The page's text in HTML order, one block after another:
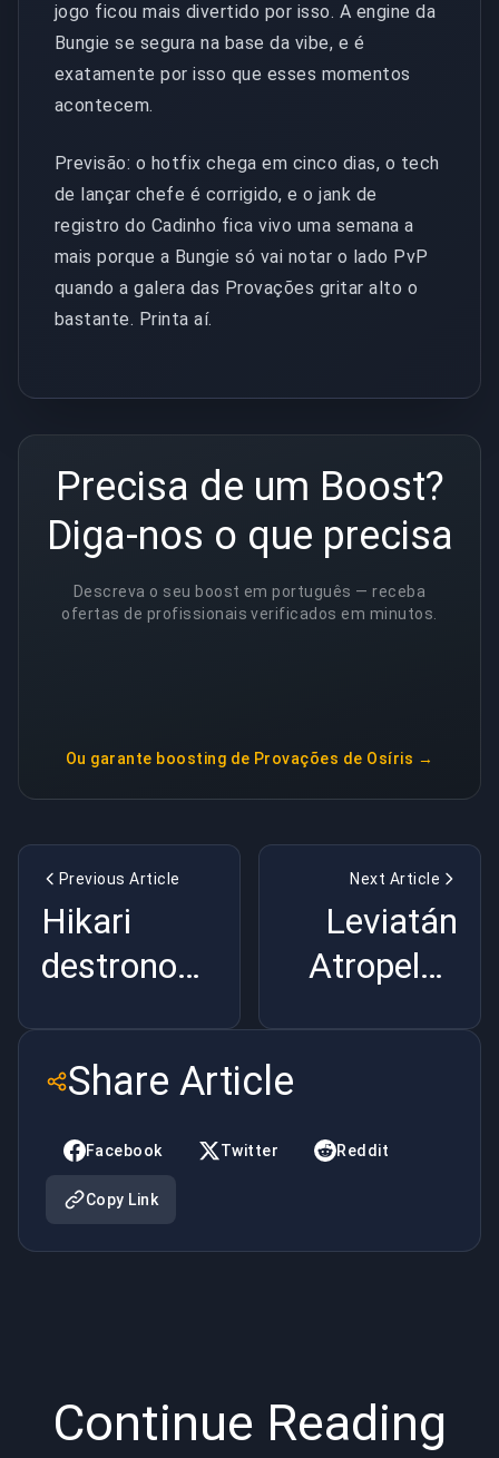
jogo ficou mais divertido por isso. A engine da
Bungie se segura na base da vibe, e é
exatamente por isso que esses momentos
acontecem.
Previsão: o hotfix chega em cinco dias, o tech
de lançar chefe é corrigido, e o jank de
registro do Cadinho fica vivo uma semana a
mais porque a Bungie só vai notar o lado PvP
quando a galera das Provações gritar alto o
bastante. Printa aí.
Precisa de um Boost?
Diga-nos o que precisa
Descreva o seu boost em português — receba
ofertas de profissionais verificados em minutos.
Ou garante boosting de Provações de Osíris →
Previous Article
Hikari
destronou
na Evo.
2XKO tem
um rei
Next Article
Leviatán
Atropelou
Share Article
Facebook Twitter Reddit
Copy Link
Continue Reading